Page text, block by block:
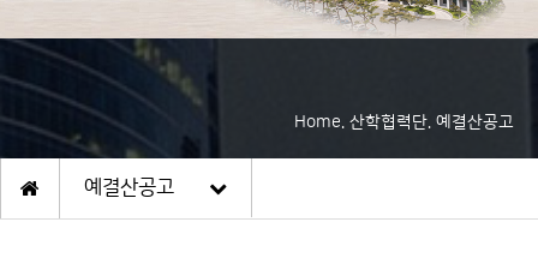
Home. 산학협력단. 예결산공고
예결산공고